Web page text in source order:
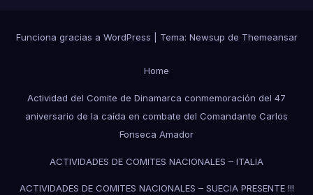
Funciona gracias a WordPress Tema: Newsup de Themeansar
Home
Actividad del Comite de Dinamarca conmemoración del 47
aniversario de la caída en combate del Comandante Carlos
Fonseca Amador
ACTIVIDADES DE COMITES NACIONALES – ITALIA
ACTIVIDADES DE COMITES NACIONALES – SUECIA PRESENTE !!!